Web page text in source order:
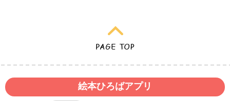
絵本ひろばアプリ